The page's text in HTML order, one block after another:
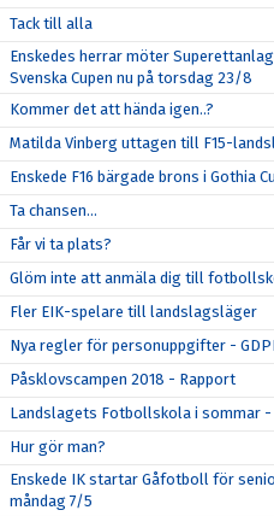
Tack till alla
Enskedes herrar möter
Svenska Cupen nu på torsdag 23/8
Kommer det att hända igen..?
Matilda Vinberg uttagen till F15-
Enskede F16 bärgade brons i Gothia
Ta chansen...
Får vi ta plats?
Glöm inte att anmäla dig till
Fler EIK-spelare till landslagsläger
Nya regler för personuppgifter -
Påsklovscampen 2018 - Rapport
Landslagets Fotbollskola i sommar -
Hur gör man?
Enskede IK startar Gåfotboll för
måndag 7/5